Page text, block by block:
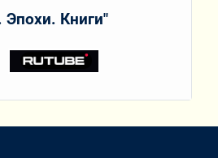
Книги"